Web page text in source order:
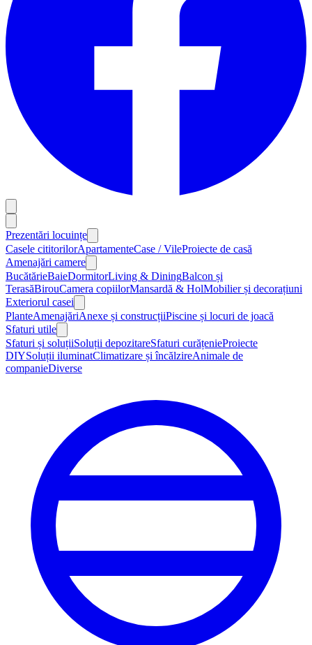
Prezentări locuințe
Casele cititorilorApartamenteCase / VileProiecte de casă
Amenajări camere
BucătărieBaieDormitorLiving & DiningBalcon și
TerasăBirouCamera copiilorMansardă & HolMobilier și decorațiuni
Exteriorul casei
PlanteAmenajăriAnexe și construcțiiPiscine și locuri de joacă
Sfaturi utile
Sfaturi și soluțiiSoluții depozitareSfaturi curățenieProiecte
DIYSoluții iluminatClimatizare și încălzireAnimale de
companieDiverse